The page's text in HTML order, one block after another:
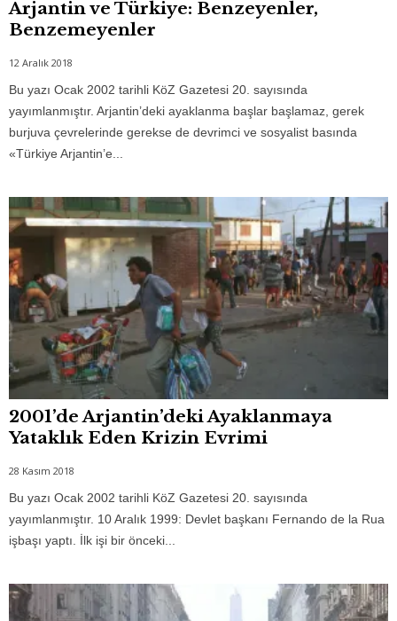
Arjantin ve Türkiye: Benzeyenler,
Benzemeyenler
12 Aralık 2018
Bu yazı Ocak 2002 tarihli KöZ Gazetesi 20. sayısında
yayımlanmıştır. Arjantin’deki ayaklanma başlar başlamaz, gerek
burjuva çevrelerinde gerekse de devrimci ve sosyalist basında
«Türkiye Arjantin’e...
2001’de Arjantin’deki Ayaklanmaya
Yataklık Eden Krizin Evrimi
28 Kasım 2018
Bu yazı Ocak 2002 tarihli KöZ Gazetesi 20. sayısında
yayımlanmıştır. 10 Aralık 1999: Devlet başkanı Fernando de la Rua
işbaşı yaptı. İlk işi bir önceki...